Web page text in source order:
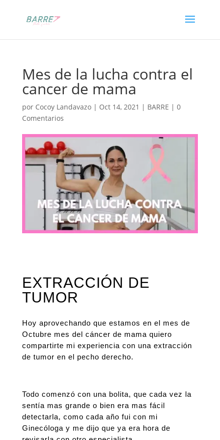
Mes de la lucha contra el
cancer de mama
por Cocoy Landavazo| Oct 14, 2021 | BARRE | 0
Comentarios
EXTRACCIÓN DE
TUMOR
Hoy aprovechando que estamos en el mes de
Octubre mes del cáncer de mama quiero
compartirte mi experiencia con una extracción
de tumor en el pecho derecho.
Todo comenzó con una bolita, que cada vez la
sentía mas grande o bien era mas fácil
detectarla, como cada año fui con mi
Ginecóloga y me dijo que ya era hora de